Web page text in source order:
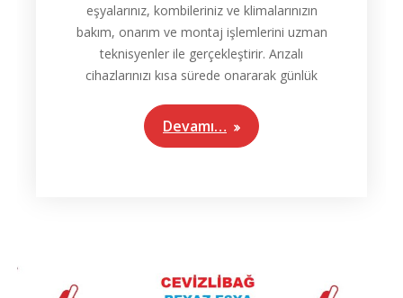
eşyalarınız, kombileriniz ve klimalarınızın
bakım, onarım ve montaj işlemlerini uzman
teknisyenler ile gerçekleştirir. Arızalı
cihazlarınızı kısa sürede onararak günlük
Devamı…